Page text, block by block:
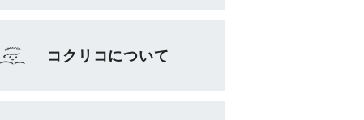
コクリコについて